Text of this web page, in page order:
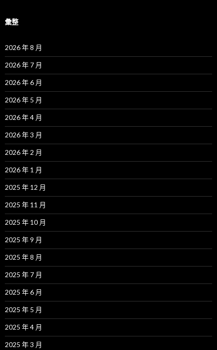
彙整
2026 年 8 月
2026 年 7 月
2026 年 6 月
2026 年 5 月
2026 年 4 月
2026 年 3 月
2026 年 2 月
2026 年 1 月
2025 年 12 月
2025 年 11 月
2025 年 10 月
2025 年 9 月
2025 年 8 月
2025 年 7 月
2025 年 6 月
2025 年 5 月
2025 年 4 月
2025 年 3 月